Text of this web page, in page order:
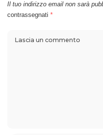
Il tuo indirizzo email non sarà
contrassegnati *